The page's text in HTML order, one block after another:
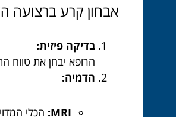
אבחון קרע ברצועה
בדיקה פיזית:
הרופא יבחן את טווח
הדמיה:
MRI: הכלי